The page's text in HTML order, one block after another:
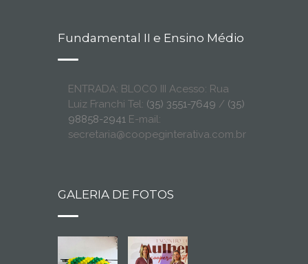
Fundamental II e Ensino Médio
ENTRADA: BLOCO III Acesso: Rua
Luiz Franchi Tel: (35) 3551-7649 / (35)
98858-2941 E-mail:
secretaria@coopeginterativa.com.br
GALERIA DE FOTOS